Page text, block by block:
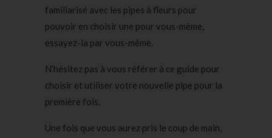
familiarisé avec les pipes à fleurs pour
pouvoir en choisir une pour vous-même,
essayez-la par vous-même.
N’hésitez pas à vous référer à ce guide pour
choisir et utiliser votre nouvelle pipe pour la
première fois.
Une fois que vous aurez pris le coup de main,